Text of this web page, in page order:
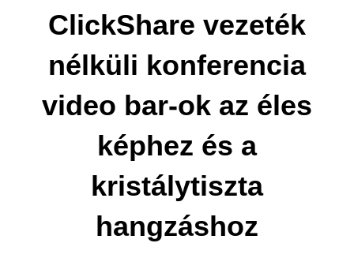
ClickShare vezeték
nélküli konferencia
video bar-ok az éles
képhez és a
kristálytiszta
hangzáshoz